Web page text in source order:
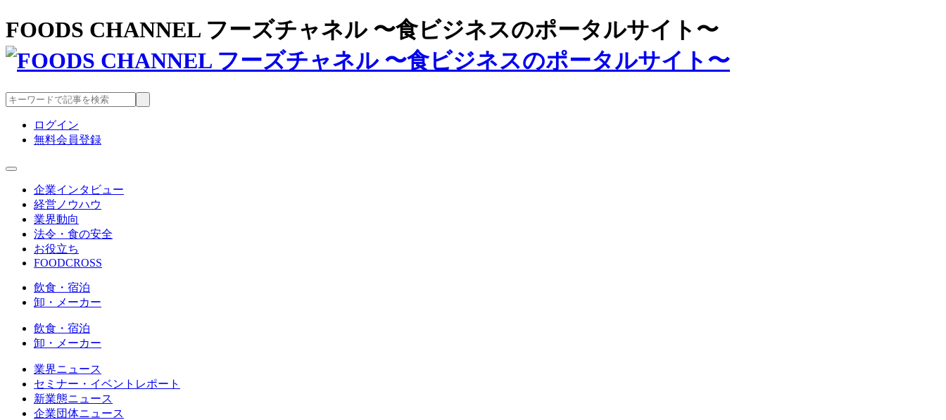
FOODS CHANNEL フーズチャネル 〜食ビジネスのポータルサイト〜
ログイン
無料会員登録
企業インタビュー
経営ノウハウ
業界動向
法令・食の安全
お役立ち
FOODCROSS
飲食・宿泊
卸・メーカー
飲食・宿泊
卸・メーカー
業界ニュース
セミナー・イベントレポート
新業態ニュース
企業団体ニュース